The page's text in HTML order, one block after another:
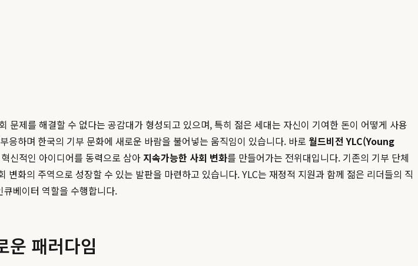
제를 해결할 수 없다는 공감대가 형성되고 있으며, 특히 젊은 세대는 자신이 기여한 돈이 어떻게 사용
하며 한국의 기부 문화에 새로운 바람을 불어넣는 움직임이 있습니다. 바로 월드비전 YLC(Young
신적인 아이디어를 동력으로 삼아 지속가능한 사회 변화를 만들어가는 전위대입니다. 기존의 기부 단체
변화의 주역으로 성장할 수 있는 발판을 마련하고 있습니다. YLC는 재정적 지원과 함께 젊은 리더들의 직
베이터 역할을 수행합니다.
운 패러다임